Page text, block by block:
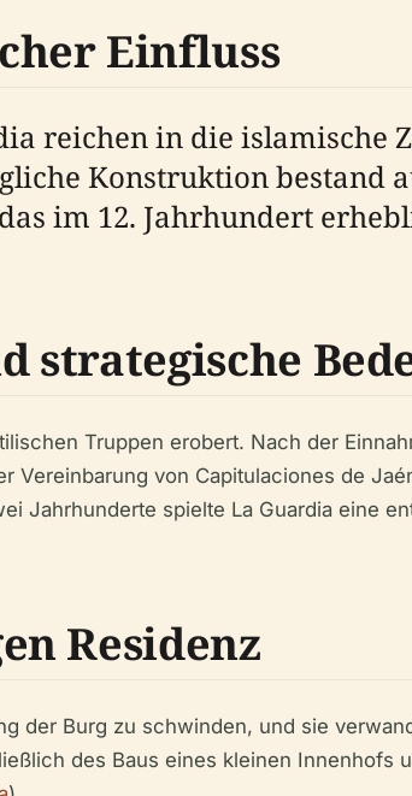
Einfluss
reichen in die islamische
Konstruktion bestand
im 12. Jahrhundert
strategische
Truppen erobert. Nach der
von Capitulaciones de
Jahrhunderte spielte La Guardia eine
Residenz
der Burg zu schwinden, und sie
des Baus eines kleinen Innenhofs